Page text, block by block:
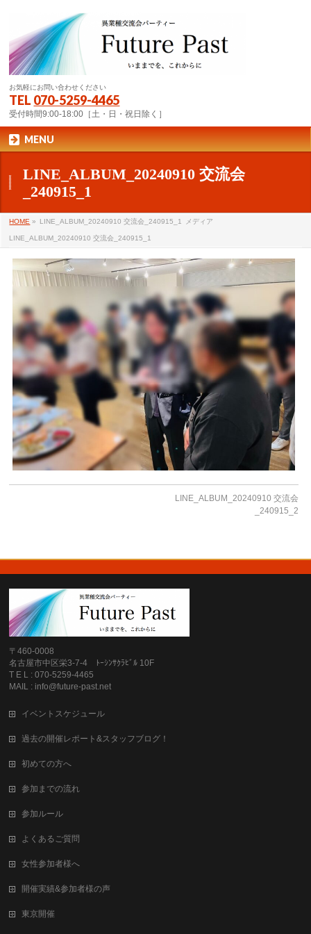
お気軽にお問い合わせください
TEL 070-5259-4465
受付時間9:00-18:00［土・日・祝日除く］
MENU
LINE_ALBUM_20240910 交流会
_240915_1
HOME » LINE_ALBUM_20240910 交流会_240915_1 メディア
LINE_ALBUM_20240910 交流会_240915_1
LINE_ALBUM_20240910 交流会
_240915_2
〒460-0008
名古屋市中区栄3-7-4 ﾄｰｼﾝｻｸﾗﾋﾞﾙ 10F
T E L : 070-5259-4465
MAIL : info@future-past.net
イベントスケジュール
過去の開催レポート&スタッフブログ！
初めての方へ
参加までの流れ
参加ルール
よくあるご質問
女性参加者様へ
開催実績&参加者様の声
東京開催